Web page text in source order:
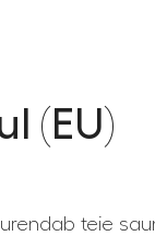
(EU)
teie